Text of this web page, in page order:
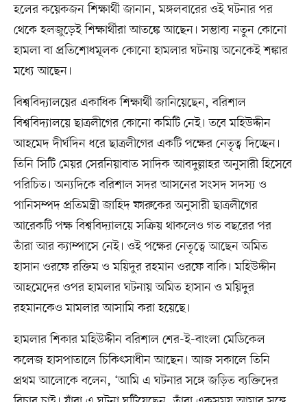
হলের কয়েকজন শিক্ষার্থী জানান, মঙ্গলবারের ওই ঘটনার পর
থেকে হলজুড়েই শিক্ষার্থীরা আতঙ্কে আছেন। সম্ভাব্য নতুন কোনো
হামলা বা প্রতিশোধমূলক কোনো হামলার ঘটনায় অনেকেই শঙ্কার
মধ্যে আছেন।
বিশ্ববিদ্যালয়ের একাধিক শিক্ষার্থী জানিয়েছেন, বরিশাল
বিশ্ববিদ্যালয়ে ছাত্রলীগের কোনো কমিটি নেই। তবে মহিউদ্দীন
আহমেদ দীর্ঘদিন ধরে ছাত্রলীগের একটি পক্ষের নেতৃত্ব দিচ্ছেন।
তিনি সিটি মেয়র সেরনিয়াবাত সাদিক আবদুল্লাহর অনুসারী হিসেবে
পরিচিত। অন্যদিকে বরিশাল সদর আসনের সংসদ সদস্য ও
পানিসম্পদ প্রতিমন্ত্রী জাহিদ ফারুকের অনুসারী ছাত্রলীগের
আরেকটি পক্ষ বিশ্ববিদ্যালয়ে সক্রিয় থাকলেও গত বছরের পর
তাঁরা আর ক্যাম্পাসে নেই। ওই পক্ষের নেতৃত্বে আছেন অমিত
হাসান ওরফে রক্তিম ও ময়িদুর রহমান ওরফে বাকি। মহিউদ্দীন
আহমেদের ওপর হামলার ঘটনায় অমিত হাসান ও ময়িদুর
রহমানকেও মামলার আসামি করা হয়েছে।
হামলার শিকার মহিউদ্দীন বরিশাল শের-ই-বাংলা মেডিকেল
কলেজ হাসপাতালে চিকিৎসাধীন আছেন। আজ সকালে তিনি
প্রথম আলোকে বলেন, ‘আমি এ ঘটনার সঙ্গে জড়িত ব্যক্তিদের